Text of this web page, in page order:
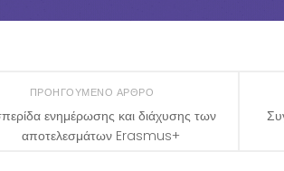
ΠΡΟΗΓΟΎΜΕΝΟ ΆΡΘΡΟ
ενημέρωσης και διάχυσης των
αποτελεσμάτων Erasmus+